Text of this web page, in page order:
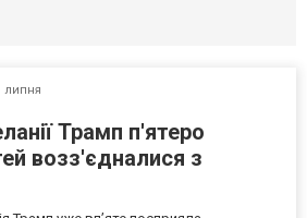
липня
Трамп п'ятеро
возз'єдналися з